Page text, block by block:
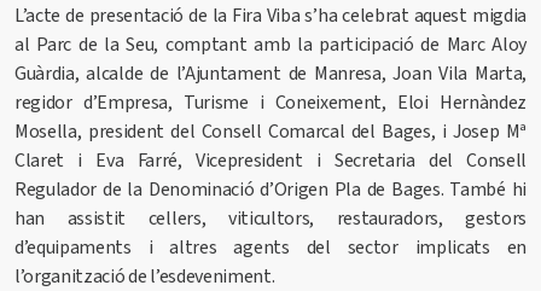
L’acte de presentació de la Fira Viba s’ha celebrat aquest migdia
al Parc de la Seu, comptant amb la participació de Marc Aloy
Guàrdia, alcalde de l’Ajuntament de Manresa, Joan Vila Marta,
regidor d’Empresa, Turisme i Coneixement, Eloi Hernàndez
Mosella, president del Consell Comarcal del Bages, i Josep Mª
Claret i Eva Farré, Vicepresident i Secretaria del Consell
Regulador de la Denominació d’Origen Pla de Bages. També hi
han assistit cellers, viticultors, restauradors, gestors
d’equipaments i altres agents del sector implicats en
l’organització de l’esdeveniment.